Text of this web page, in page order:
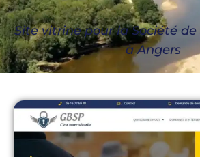
Site vitrine pour la Société
à Angers